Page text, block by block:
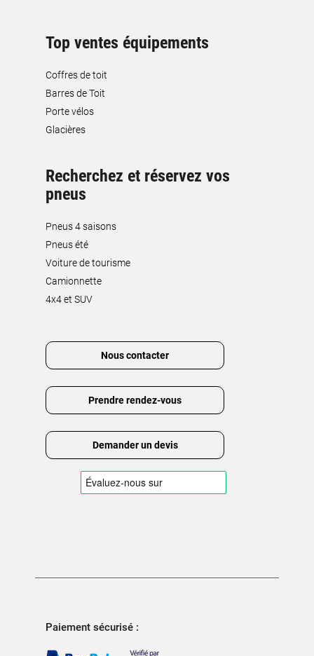
Top ventes équipements
Coffres de toit
Barres de Toit
Porte vélos
Glacières
Recherchez et réservez vos
pneus
Pneus 4 saisons
Pneus été
Voiture de tourisme
Camionnette
4x4 et SUV
Nous contacter
Prendre rendez-vous
Demander un devis
Paiement sécurisé :